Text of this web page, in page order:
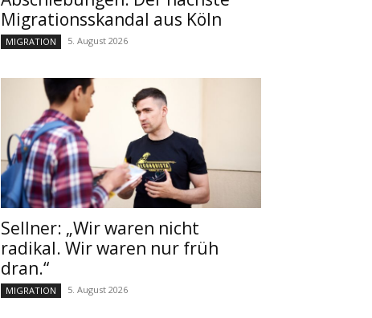
Migrationsskandal aus Köln
MIGRATION 5. August 2026
Sellner: „Wir waren nicht
radikal. Wir waren nur früh
dran.“
MIGRATION 5. August 2026